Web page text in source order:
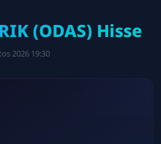
(ODAS) Hisse
2026 19:30